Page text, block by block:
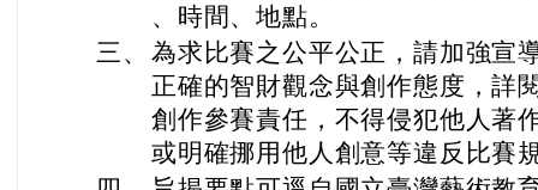
、時間、地點。
三、 為求比賽之公平公正，請加強宣
正確的智財觀念與創作態度，詳
創作參賽責任，不得侵犯他人著
或明確挪用他人創意等違反比賽